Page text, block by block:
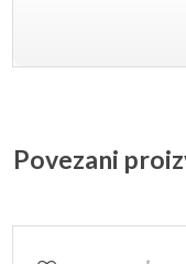
Povezani